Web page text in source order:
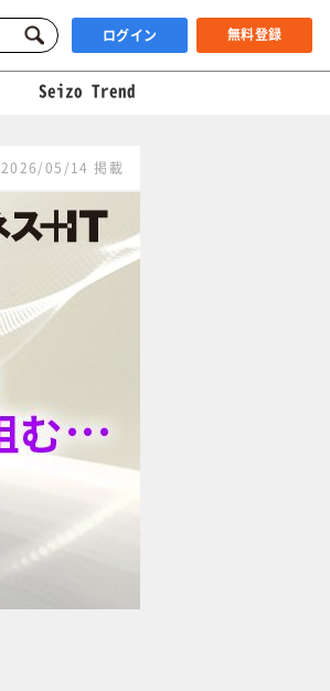
ログイン 無料登録
Seizo Trend
2026/05/14 掲載